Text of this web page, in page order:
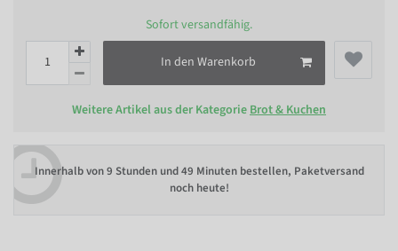
Sofort versandfähig.
In den Warenkorb
Weitere Artikel aus der Kategorie Brot & Kuchen
Innerhalb von9 Stunden und 49 Minuten bestellen, Paketversand
noch heute!